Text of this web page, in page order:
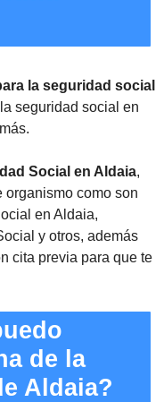
la seguridad social
seguridad social en
Social en Aldaia,
organismo como son
en Aldaia,
y otros, además
cita previa para que te
de la
Aldaia?